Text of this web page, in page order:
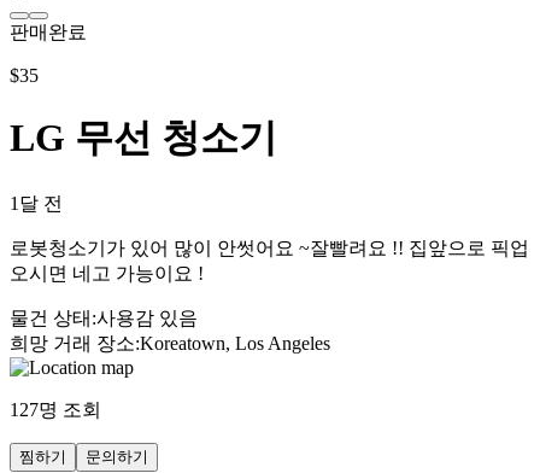
판매완료
$35
LG 무선 청소기
1달 전
로봇청소기가 있어 많이 안썻어요 ~잘빨려요 !! 집앞으로 픽업
오시면 네고 가능이요 !
물건 상태 :사용감 있음
희망 거래 장소:Koreatown, Los Angeles
127명 조회
찜하기 문의하기